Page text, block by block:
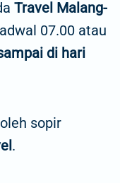
Travel Malang-
07.00 atau
di hari
sopir
.